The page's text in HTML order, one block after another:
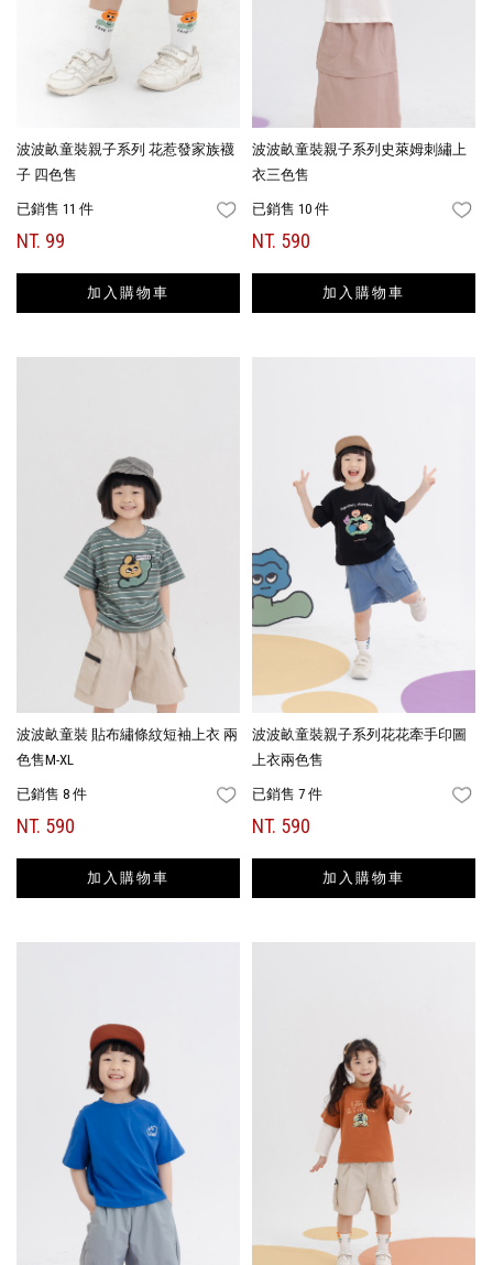
波波畝童裝親子系列 花惹發家族襪
子 四色售
已銷售 11 件 FAVORITES
NT. 99
加入購物車
波波畝童裝親子系列史萊姆刺繡上
衣三色售
已銷售 10 件
NT. 590
加入購物車
波波畝童裝 貼布繡條紋短袖上衣 兩
色售M-XL
已銷售 8 件 FAVORITES
NT. 590
加入購物車
波波畝童裝親子系列花花牽手印圖
上衣兩色售
已銷售 7 件
NT. 590
加入購物車